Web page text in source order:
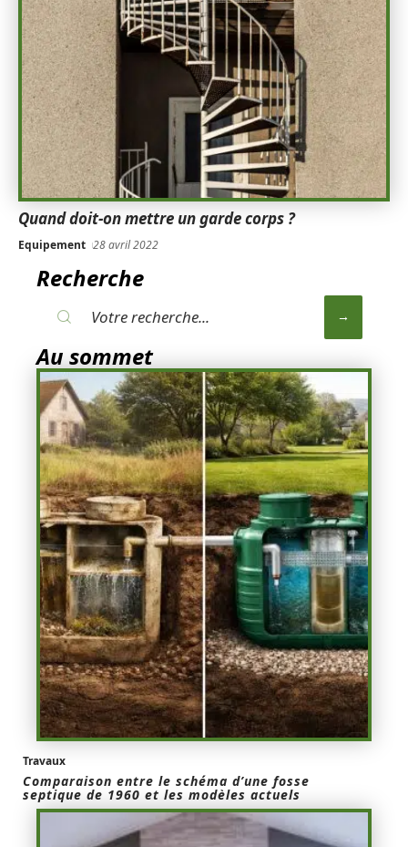
Quand doit-on mettre un garde corps ?
Equipement 28 avril 2022
Recherche
Au sommet
Travaux
Comparaison entre le schéma d’une fosse
septique de 1960 et les modèles actuels